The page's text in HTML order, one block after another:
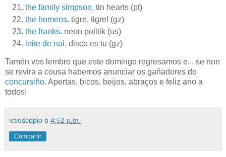
the family simpson. tin hearts (pt)
the homens. tigre, tigre! (gz)
the franks. neon politik (us)
leite de nai. disco es tu (gz)
Tamén vos lembro que este domingo regresamos e... se non
se revira a cousa habemos anunciar os gañadores do
concursiño. Apertas, bicos, beijos, abraços e feliz ano a
todos!
ictioscopio o 4:52 p.m.
Compartir